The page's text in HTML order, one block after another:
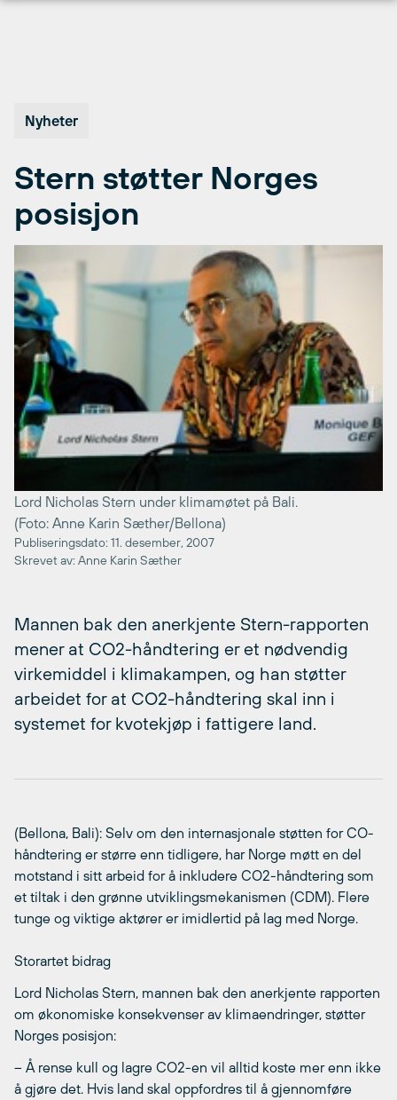
Nyheter
Stern støtter Norges
posisjon
Lord Nicholas Stern under klimamøtet på Bali.
(Foto: Anne Karin Sæther/Bellona)
Publiseringsdato: 11. desember, 2007
Skrevet av: Anne Karin Sæther
Mannen bak den anerkjente Stern-rapporten
mener at CO2-håndtering er et nødvendig
virkemiddel i klimakampen, og han støtter
arbeidet for at CO2-håndtering skal inn i
systemet for kvotekjøp i fattigere land.
(Bellona, Bali): Selv om den internasjonale støtten for CO-
håndtering er større enn tidligere, har Norge møtt en del
motstand i sitt arbeid for å inkludere CO2-håndtering som
et tiltak i den grønne utviklingsmekanismen (CDM). Flere
tunge og viktige aktører er imidlertid på lag med Norge.
Storartet bidrag
Lord Nicholas Stern, mannen bak den anerkjente rapporten
om økonomiske konsekvenser av klimaendringer, støtter
Norges posisjon:
– Å rense kull og lagre CO2-en vil alltid koste mer enn ikke
å gjøre det. Hvis land skal oppfordres til å gjennomføre